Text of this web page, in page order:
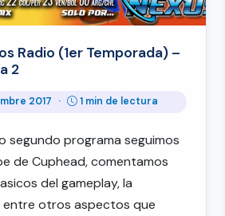
Radio (1er Temporada) –
2
2017 · 1 min de lectura
segundo programa seguimos
de Cuphead, comentamos
del gameplay, la
entre otros aspectos que